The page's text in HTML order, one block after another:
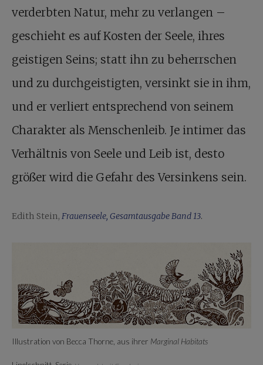
verderbten Natur, mehr zu verlangen –
geschieht es auf Kosten der Seele, ihres
geistigen Seins; statt ihn zu beherrschen
und zu durchgeistigten, versinkt sie in ihm,
und er verliert entsprechend von seinem
Charakter als Menschenleib. Je intimer das
Verhältnis von Seele und Leib ist, desto
größer wird die Gefahr des Versinkens sein.
Edith Stein, Frauenseele, Gesamtausgabe Band 13.
Illustration von Becca Thorne, aus ihrer Marginal Habitats